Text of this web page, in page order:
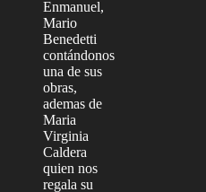
Enmanuel,
Mario
Benedetti
contándonos
una de sus
obras,
ademas de
Maria
Virginia
Caldera
quien nos
regala su